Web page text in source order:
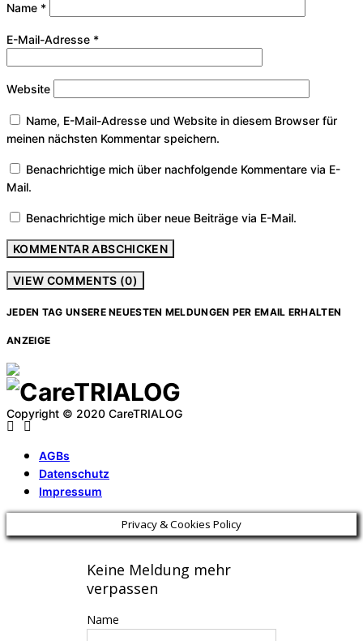
Name *
E-Mail-Adresse *
Website
Name, E-Mail-Adresse und Website in diesem Browser für
meinen nächsten Kommentar speichern.
Benachrichtige mich über nachfolgende Kommentare via E-
Mail.
Benachrichtige mich über neue Beiträge via E-Mail.
VIEW COMMENTS (0)
JEDEN TAG UNSERE NEUESTEN MELDUNGEN PER EMAIL ERHALTEN
ANZEIGE
Copyright © 2020 CareTRIALOG
AGBs
Datenschutz
Impressum
Privacy & Cookies Policy
Keine Meldung mehr
verpassen
Name